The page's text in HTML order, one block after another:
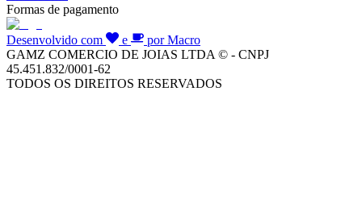
Formas de pagamento
Desenvolvido com e
por Macro
GAMZ COMERCIO DE JOIAS LTDA © - CNPJ
45.451.832/0001-62
TODOS OS DIREITOS RESERVADOS